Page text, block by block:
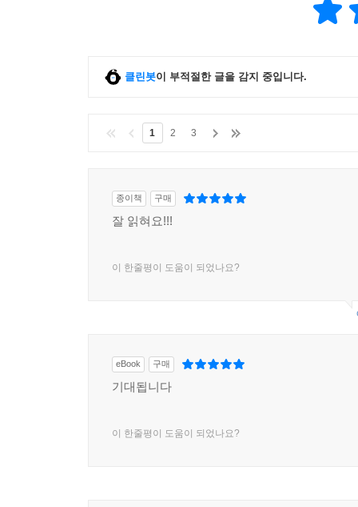
클린봇이 부적절한 글을 감지 중입니다.
1 2 3
종이책 구매
잘 읽혀요!!!
이 한줄평이 도움이 되었나요?
eBook 구매
기대됩니다
이 한줄평이 도움이 되었나요?